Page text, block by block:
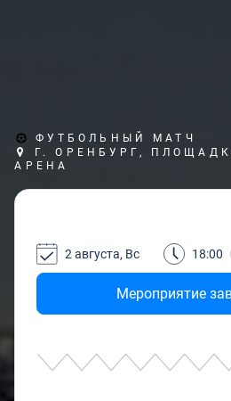
ФУТБОЛЬНЫЙ МАТЧ
Г. ОРЕНБУРГ,
АРЕНА
Мероприятие
2 августа, Вс 18:00